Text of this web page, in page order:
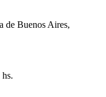
de Buenos Aires,